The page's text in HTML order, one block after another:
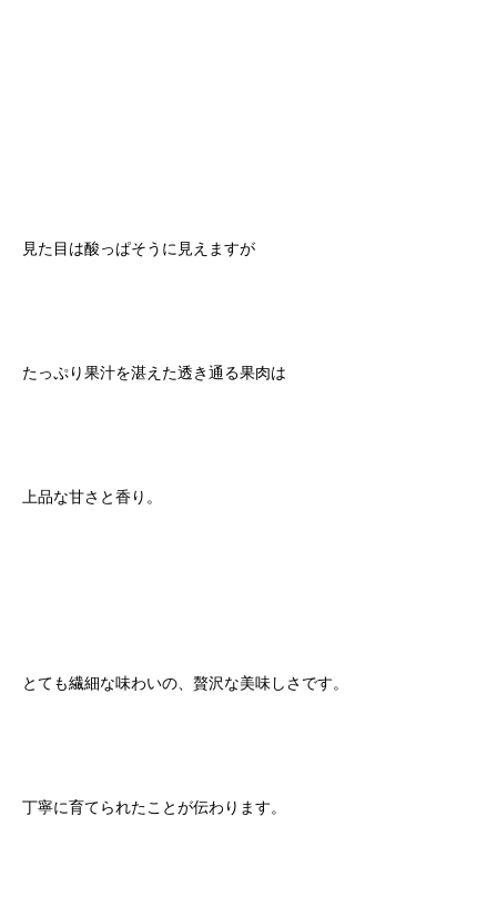
見た目は酸っぱそうに見えますが
たっぷり果汁を湛えた透き通る果肉は
上品な甘さと香り。
とても繊細な味わいの、贅沢な美味しさです。
丁寧に育てられたことが伝わります。